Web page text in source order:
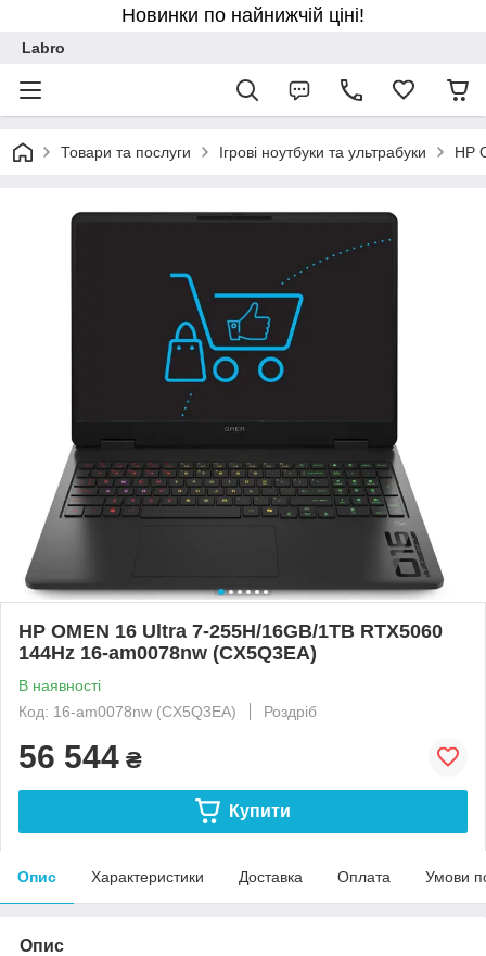
Новинки по найнижчій ціні!
Labro
Товари та послуги Ігрові ноутбуки та ультрабуки HP
HP OMEN 16 Ultra 7-255H/16GB/1TB RTX5060
144Hz 16-am0078nw (CX5Q3EA)
В наявності
Код: 16-am0078nw (CX5Q3EA)
Роздріб
56 544 ₴
Купити
Опис Характеристики Доставка Оплата Умови
Опис